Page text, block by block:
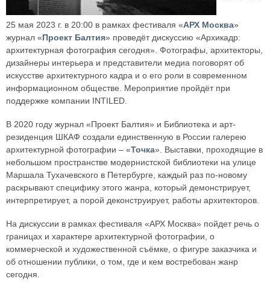
25 мая 2023 г. в 20:00 в рамках фестиваля «АРХ Москва»
журнал «Проект Балтия» проведёт дискуссию «Архикадр:
архитектурная фотография сегодня». Фотографы, архитекторы,
дизайнеры интерьера и представители медиа поговорят об
искусстве архитектурного кадра и о его роли в современном
информационном обществе. Мероприятие пройдёт при
поддержке компании INTILED.
В 2020 году журнал «Проект Балтия» и Библиотека и арт-
резиденция ШКАФ создали единственную в России галерею
архитектурной фотографии – «Точка». Выставки, проходящие в
небольшом пространстве модернистской библиотеки на улице
Маршала Тухачевского в Петербурге, каждый раз по-новому
раскрывают специфику этого жанра, который демонстрирует,
интерпретирует, а порой деконструирует, работы архитекторов.
На дискуссии в рамках фестиваля «АРХ Москва» пойдет речь о
границах и характере архитектурной фотографии, о
коммерческой и художественной съёмке, о фигуре заказчика и
об отношении публики, о том, где и кем востребован жанр
сегодня.